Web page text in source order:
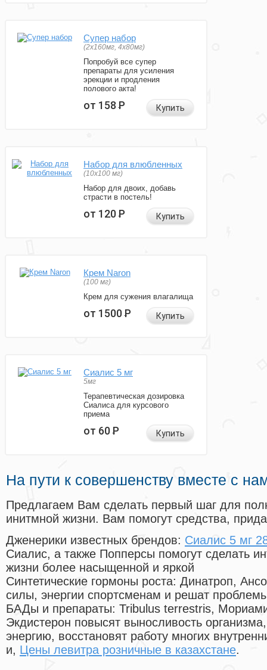
Супер набор
(2х160мг, 4х80мг)
Попробуй все супер
препараты для усиления
эрекции и продления
полового акта!
от 158Р Купить
Набор для влюбленных
(10х100 мг)
Набор для двоих, добавь
страсти в постель!
от 120Р Купить
Крем Naron
(100 мг)
Крем для сужения влагалища
от 1500Р Купить
Сиалис 5 мг
5мг
Терапевтическая дозировка
Сиалиса для курсового
приема
от 60Р Купить
На пути к совершенству вместе с
Предлагаем Вам сделать первый шаг для
инитмной жизни. Вам помогут средства,
Дженерики известных брендов: Сиалис 5 мг
Сиалис, а также Попперсы помогут сделать
жизни более насыщенной и яркой
Синтетические гормоны роста: Динатроп,
силы, энергии спортсменам и решат
БАДы и препараты: Tribulus terrestris,
Экдистерон повысят выносливость
энергию, восстановят работу многих
и, Цены левитра розничные в казахстане.